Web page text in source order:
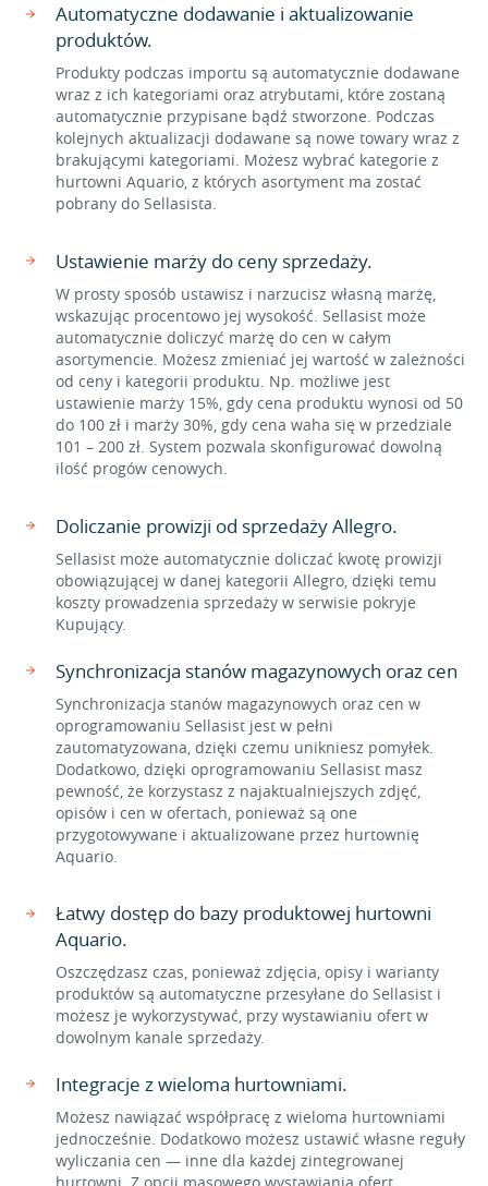
Automatyczne dodawanie i aktualizowanie
produktów.
Produkty podczas importu są automatycznie dodawane
wraz z ich kategoriami oraz atrybutami, które zostaną
automatycznie przypisane bądź stworzone. Podczas
kolejnych aktualizacji dodawane są nowe towary wraz z
brakującymi kategoriami. Możesz wybrać kategorie z
hurtowni Aquario, z których asortyment ma zostać
pobrany do Sellasista.
Ustawienie marży do ceny sprzedaży.
W prosty sposób ustawisz i narzucisz własną marżę,
wskazując procentowo jej wysokość. Sellasist może
automatycznie doliczyć marżę do cen w całym
asortymencie. Możesz zmieniać jej wartość w zależności
od ceny i kategorii produktu. Np. możliwe jest
ustawienie marży 15%, gdy cena produktu wynosi od 50
do 100 zł i marży 30%, gdy cena waha się w przedziale
101 – 200 zł. System pozwala skonfigurować dowolną
ilość progów cenowych.
Doliczanie prowizji od sprzedaży Allegro.
Sellasist może automatycznie doliczać kwotę prowizji
obowiązującej w danej kategorii Allegro, dzięki temu
koszty prowadzenia sprzedaży w serwisie pokryje
Kupujący.
Synchronizacja stanów magazynowych oraz cen
Synchronizacja stanów magazynowych oraz cen w
oprogramowaniu Sellasist jest w pełni
zautomatyzowana, dzięki czemu unikniesz pomyłek.
Dodatkowo, dzięki oprogramowaniu Sellasist masz
pewność, że korzystasz z najaktualniejszych zdjęć,
opisów i cen w ofertach, ponieważ są one
przygotowywane i aktualizowane przez hurtownię
Aquario.
Łatwy dostęp do bazy produktowej hurtowni
Aquario.
Oszczędzasz czas, ponieważ zdjęcia, opisy i warianty
produktów są automatyczne przesyłane do Sellasist i
możesz je wykorzystywać, przy wystawianiu ofert w
dowolnym kanale sprzedaży.
Integracje z wieloma hurtowniami.
Możesz nawiązać współpracę z wieloma hurtowniami
jednocześnie. Dodatkowo możesz ustawić własne reguły
wyliczania cen — inne dla każdej zintegrowanej